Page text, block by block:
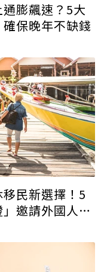
膨飆速？5大
保晚年不缺錢
移民新選擇！5
邀請外國人退